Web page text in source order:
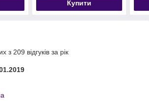
Купити
з 209 відгуків за рік